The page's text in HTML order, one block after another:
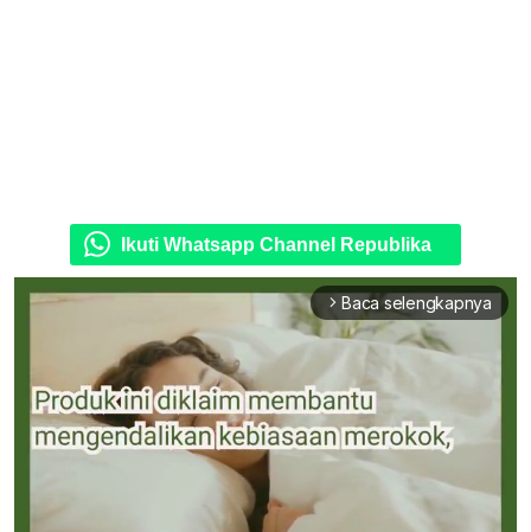
Ikuti Whatsapp Channel Republika
arrow_forward_ios Baca selengkapnya